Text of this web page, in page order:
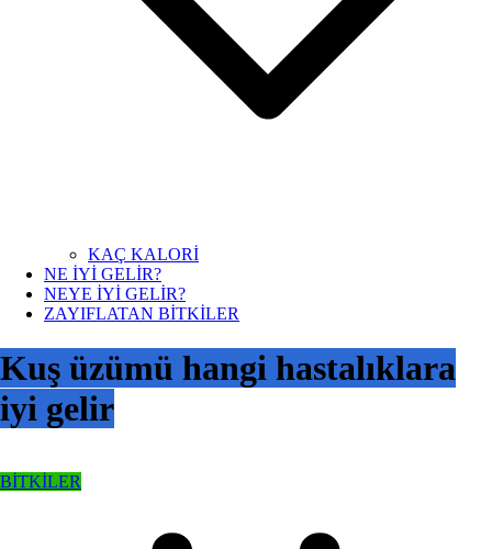
KAÇ KALORİ
NE İYİ GELİR?
NEYE İYİ GELİR?
ZAYIFLATAN BİTKİLER
Kuş üzümü hangi hastalıklara
iyi gelir
BİTKİLER